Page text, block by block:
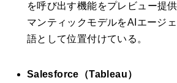
を呼び出す機能をプレビュー提
マンティックモデルをAIエージ
語として位置付けている。
Salesforce（Tableau）